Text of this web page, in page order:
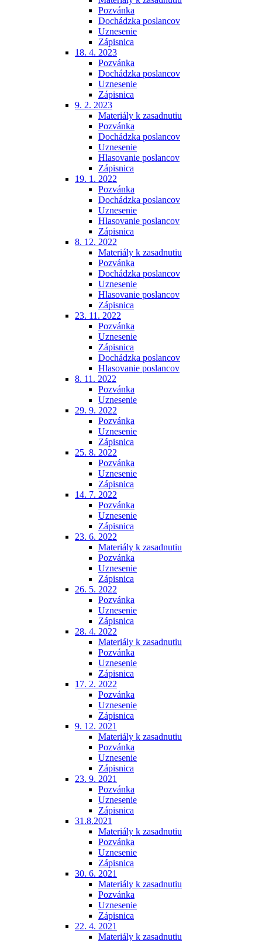
Pozvánka
Dochádzka poslancov
Uznesenie
Zápisnica
18. 4. 2023
Pozvánka
Dochádzka poslancov
Uznesenie
Zápisnica
9. 2. 2023
Materiály k zasadnutiu
Pozvánka
Dochádzka poslancov
Uznesenie
Hlasovanie poslancov
Zápisnica
19. 1. 2022
Pozvánka
Dochádzka poslancov
Uznesenie
Hlasovanie poslancov
Zápisnica
8. 12. 2022
Materiály k zasadnutiu
Pozvánka
Dochádzka poslancov
Uznesenie
Hlasovanie poslancov
Zápisnica
23. 11. 2022
Pozvánka
Uznesenie
Zápisnica
Dochádzka poslancov
Hlasovanie poslancov
8. 11. 2022
Pozvánka
Uznesenie
29. 9. 2022
Pozvánka
Uznesenie
Zápisnica
25. 8. 2022
Pozvánka
Uznesenie
Zápisnica
14. 7. 2022
Pozvánka
Uznesenie
Zápisnica
23. 6. 2022
Materiály k zasadnutiu
Pozvánka
Uznesenie
Zápisnica
26. 5. 2022
Pozvánka
Uznesenie
Zápisnica
28. 4. 2022
Materiály k zasadnutiu
Pozvánka
Uznesenie
Zápisnica
17. 2. 2022
Pozvánka
Uznesenie
Zápisnica
9. 12. 2021
Materiály k zasadnutiu
Pozvánka
Uznesenie
Zápisnica
23. 9. 2021
Pozvánka
Uznesenie
Zápisnica
31.8.2021
Materiály k zasadnutiu
Pozvánka
Uznesenie
Zápisnica
30. 6. 2021
Materiály k zasadnutiu
Pozvánka
Uznesenie
Zápisnica
22. 4. 2021
Materiály k zasadnutiu